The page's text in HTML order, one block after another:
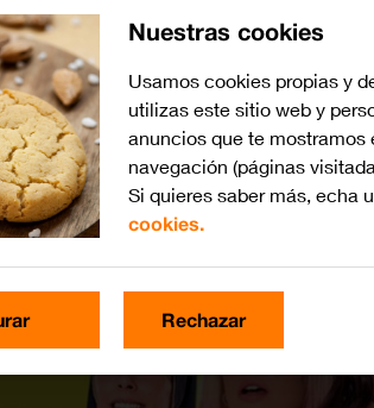
Nuestras cookies
Usamos cookies propias y
utilizas este sitio web y
anuncios que te mostramos
navegación (páginas
Si quieres saber más, echa
cookies.
Rechazar